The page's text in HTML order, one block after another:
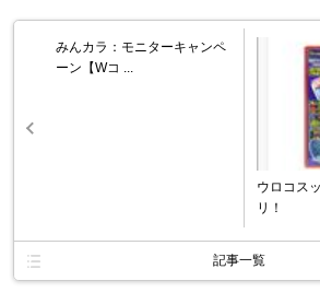
みんカラ：モニターキャンペ
ーン【Wコ ...
ウロコス
リ！
記事一覧